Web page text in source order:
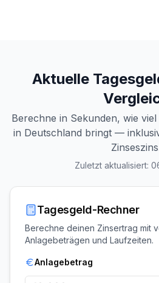
Aktuelle
Berechne in Sekunden, wie viel
in Deutschland bringt —
Zuletzt aktualisiert:
Tagesgeld-Rechner
Berechne deinen Zinsertrag mit
Anlagebeträgen und Laufzeiten.
Anlagebetrag